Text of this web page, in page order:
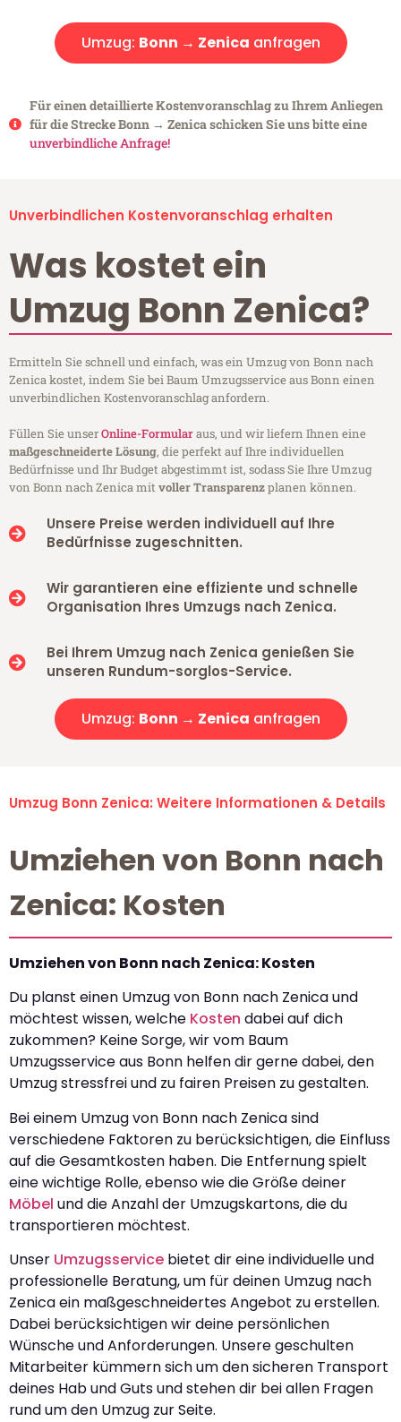
Umzug: Bonn → Zenica anfragen
Für einen detaillierte Kostenvoranschlag zu Ihrem Anliegen
für die Strecke Bonn → Zenica schicken Sie uns bitte eine
unverbindliche Anfrage!
Unverbindlichen Kostenvoranschlag erhalten
Was kostet ein
Umzug Bonn Zenica?
Ermitteln Sie schnell und einfach, was ein Umzug von Bonn nach
Zenica kostet, indem Sie bei Baum Umzugsservice aus Bonn einen
unverbindlichen Kostenvoranschlag anfordern.
Füllen Sie unserOnline-Formularaus, und wir liefern Ihnen eine
maßgeschneiderte Lösung, die perfekt auf Ihre individuellen
Bedürfnisse und Ihr Budget abgestimmt ist, sodass Sie Ihre Umzug
von Bonn nach Zenica mitvoller Transparenzplanen können.
Unsere Preise werden individuell auf Ihre
Bedürfnisse zugeschnitten.
Wir garantieren eine effiziente und schnelle
Organisation Ihres Umzugs nach Zenica.
Bei Ihrem Umzug nach Zenica genießen Sie
unseren Rundum-sorglos-Service.
Umzug: Bonn → Zenica anfragen
Umzug Bonn Zenica: Weitere Informationen & Details
Umziehen von Bonn nach
Zenica: Kosten
Umziehen von Bonn nach Zenica: Kosten
Du planst einen Umzug von Bonn nach Zenica und
möchtest wissen, welche Kosten dabei auf dich
zukommen? Keine Sorge, wir vom Baum
Umzugsservice aus Bonn helfen dir gerne dabei, den
Umzug stressfrei und zu fairen Preisen zu gestalten.
Bei einem Umzug von Bonn nach Zenica sind
verschiedene Faktoren zu berücksichtigen, die Einfluss
auf die Gesamtkosten haben. Die Entfernung spielt
eine wichtige Rolle, ebenso wie die Größe deiner
Möbel und die Anzahl der Umzugskartons, die du
transportieren möchtest.
Unser Umzugsservice bietet dir eine individuelle und
professionelle Beratung, um für deinen Umzug nach
Zenica ein maßgeschneidertes Angebot zu erstellen.
Dabei berücksichtigen wir deine persönlichen
Wünsche und Anforderungen. Unsere geschulten
Mitarbeiter kümmern sich um den sicheren Transport
deines Hab und Guts und stehen dir bei allen Fragen
rund um den Umzug zur Seite.